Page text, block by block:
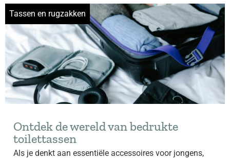
Tassen en rugzakken
Ontdek de wereld van bedrukte
toilettassen
Als je denkt aan essentiële accessoires voor jongens,